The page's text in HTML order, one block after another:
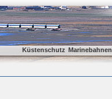
Küstenschutz Marinebahnen